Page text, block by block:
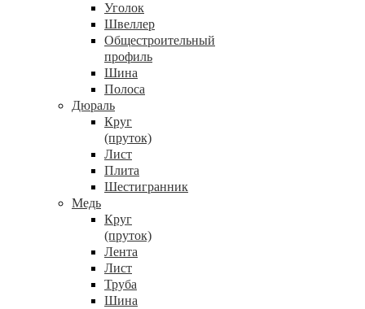
Уголок
Швеллер
Общестроительный
профиль
Шина
Полоса
Дюраль
Круг
(пруток)
Лист
Плита
Шестигранник
Медь
Круг
(пруток)
Лента
Лист
Труба
Шина